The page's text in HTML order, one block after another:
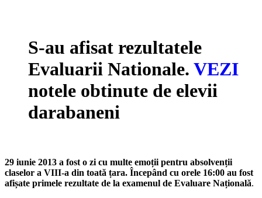
S-au afisat rezultatele
Evaluarii Nationale. VEZI
notele obtinute de elevii
darabaneni
29 iunie 2013 a fost o zi cu multe emoții pentru absolvenții
claselor a VIII-a din toată țara. Începând cu orele 16:00 au fost
afișate primele rezultate de la examenul de Evaluare Națională.